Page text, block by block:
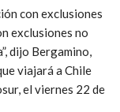
con exclusiones
exclusiones no
dijo Bergamino,
viajará a Chile
el viernes 22 de